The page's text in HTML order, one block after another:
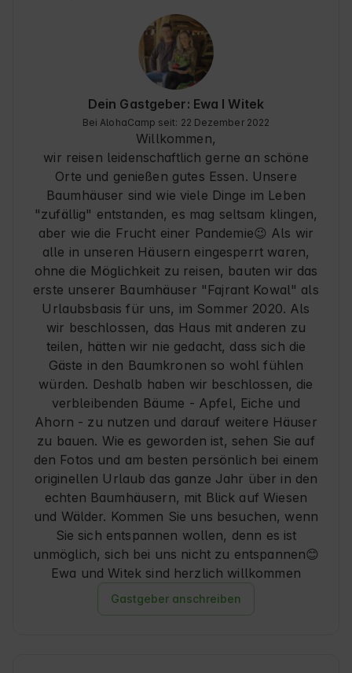
hunderte von Möglichkeiten, um mit den Kindern
(11 Jahre, 10 Jahre und 2 Jahre alt) zu spielen
und eine schöne Zeit miteinander zu verbringen,
die große Terrasse, auf der wir Bowling spielten,
Eisenbahnschienen legten und mit der lieben
Katze Pianka spielten. Der Ort bietet einige coole
Aktivitäten für Familien in unmittelbarer Nähe :) Da
kommt keine Langeweile auf! Und ganz am Ende,
aber sie waren am Anfang von allem, sind die
Besitzer: Ewa und Witek. Supersympathisch,
lächelnd, freundlich und wunderschön! Wir lieben
es hier und haben vor, im Winter
wiederzukommen, wenn es hier viel Schnee gibt
:) Meine Kinder hatten eine fantastische Zeit hier!
Ich empfehle es für Paare, für Familien, für
alleinerziehende Mütter ;)
Dein Gastgeber: Ewa I Witek
Bei AlohaCamp seit: 22 Dezember 2022
Willkommen,
wir reisen leidenschaftlich gerne an schöne
Orte und genießen gutes Essen. Unsere
Baumhäuser sind wie viele Dinge im Leben
"zufällig" entstanden, es mag seltsam klingen,
aber wie die Frucht einer Pandemie😉 Als wir
alle in unseren Häusern eingesperrt waren,
ohne die Möglichkeit zu reisen, bauten wir das
erste unserer Baumhäuser "Fajrant Kowal" als
Urlaubsbasis für uns, im Sommer 2020. Als
wir beschlossen, das Haus mit anderen zu
teilen, hätten wir nie gedacht, dass sich die
Gäste in den Baumkronen so wohl fühlen
würden. Deshalb haben wir beschlossen, die
verbleibenden Bäume - Apfel, Eiche und
Ahorn - zu nutzen und darauf weitere Häuser
zu bauen. Wie es geworden ist, sehen Sie auf
den Fotos und am besten persönlich bei einem
originellen Urlaub das ganze Jahr über in den
echten Baumhäusern, mit Blick auf Wiesen
und Wälder. Kommen Sie uns besuchen, wenn
Sie sich entspannen wollen, denn es ist
unmöglich, sich bei uns nicht zu entspannen😊
Gastgeber anschreiben